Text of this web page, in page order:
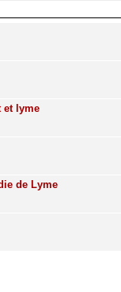
et lyme
de Lyme